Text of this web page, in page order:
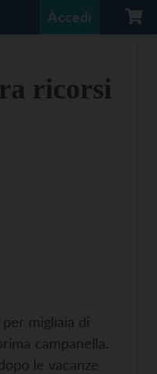
Accedi
ricorsi
migliaia di
campanella.
le vacanze